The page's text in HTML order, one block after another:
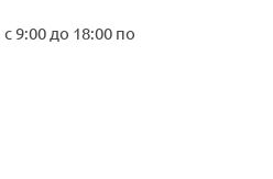
9:00 до 18:00 по